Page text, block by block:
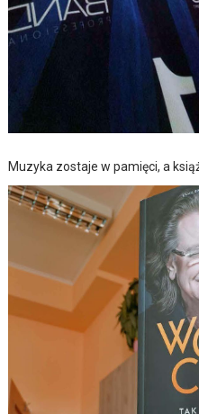
Muzyka zostaje w pamięci, a